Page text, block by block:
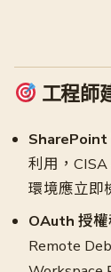
工程師
SharePoint
利用，
環境應立即
OAuth 授
Remote